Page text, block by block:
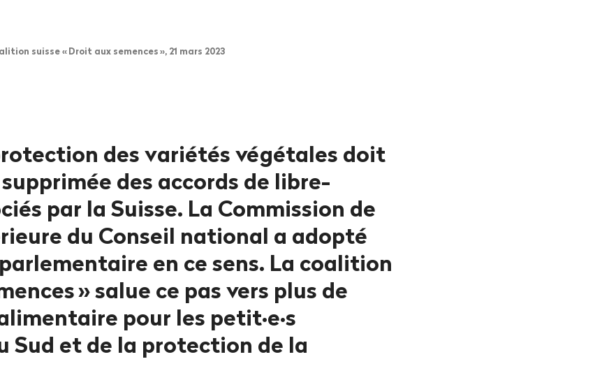
suisse «Droit aux semences», 21 mars 2023
des variétés végétales doit
des accords de libre-
par la Suisse. La Commission de
du Conseil national a adopté
en ce sens. La coalition
» salue ce pas vers plus de
pour les petit·e·s
Sud et de la protection de la